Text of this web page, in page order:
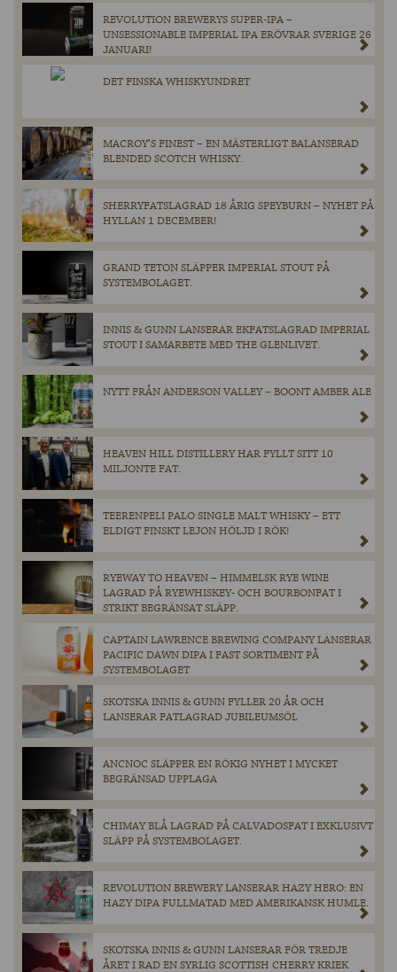
REVOLUTION BREWERYS SUPER-IPA –
UNSESSIONABLE IMPERIAL IPA ERÖVRAR SVERIGE 26
JANUARI!
DET FINSKA WHISKYUNDRET
MACROY’S FINEST – EN MÄSTERLIGT BALANSERAD
BLENDED SCOTCH WHISKY.
SHERRYFATSLAGRAD 18 ÅRIG SPEYBURN – NYHET PÅ
HYLLAN 1 DECEMBER!
GRAND TETON SLÄPPER IMPERIAL STOUT PÅ
SYSTEMBOLAGET.
INNIS & GUNN LANSERAR EKFATSLAGRAD IMPERIAL
STOUT I SAMARBETE MED THE GLENLIVET.
NYTT FRÅN ANDERSON VALLEY – BOONT AMBER ALE
HEAVEN HILL DISTILLERY HAR FYLLT SITT 10
MILJONTE FAT.
TEERENPELI PALO SINGLE MALT WHISKY – ETT
ELDIGT FINSKT LEJON HÖLJD I RÖK!
RYEWAY TO HEAVEN – HIMMELSK RYE WINE
LAGRAD PÅ RYEWHISKEY- OCH BOURBONFAT I
STRIKT BEGRÄNSAT SLÄPP.
CAPTAIN LAWRENCE BREWING COMPANY LANSERAR
PACIFIC DAWN DIPA I FAST SORTIMENT PÅ
SYSTEMBOLAGET
SKOTSKA INNIS & GUNN FYLLER 20 ÅR OCH
LANSERAR FATLAGRAD JUBILEUMSÖL
ANCNOC SLÄPPER EN RÖKIG NYHET I MYCKET
BEGRÄNSAD UPPLAGA
CHIMAY BLÅ LAGRAD PÅ CALVADOSFAT I EXKLUSIVT
SLÄPP PÅ SYSTEMBOLAGET.
REVOLUTION BREWERY LANSERAR HAZY HERO: EN
HAZY DIPA FULLMATAD MED AMERIKANSK HUMLE.
SKOTSKA INNIS & GUNN LANSERAR FÖR TREDJE
ÅRET I RAD EN SYRLIG SCOTTISH CHERRY KRIEK